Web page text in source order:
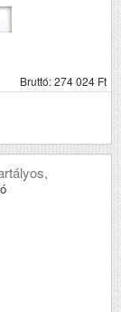
Bruttó: 274 024 Ft